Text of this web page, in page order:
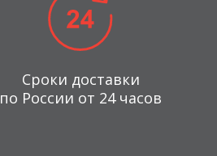
Сроки доставки
по России от 24 часов